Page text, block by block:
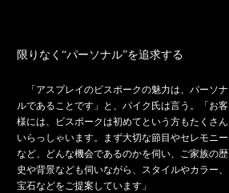
限りなく“パーソナル”を追求する
「アスプレイのビスポークの魅力は、パーソナ
ルであることです」と、パイク氏は言う。「お客
様には、ビスポークは初めてという方もたくさん
いらっしゃいます。まず大切な節目やセレモニー
など、どんな機会であるのかを伺い、ご家族の歴
史や背景なども伺いながら、スタイルやカラー、
宝石などをご提案しています」